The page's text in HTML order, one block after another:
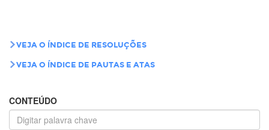
VEJA O ÍNDICE DE RESOLUÇÕES
VEJA O ÍNDICE DE PAUTAS E ATAS
CONTEÚDO